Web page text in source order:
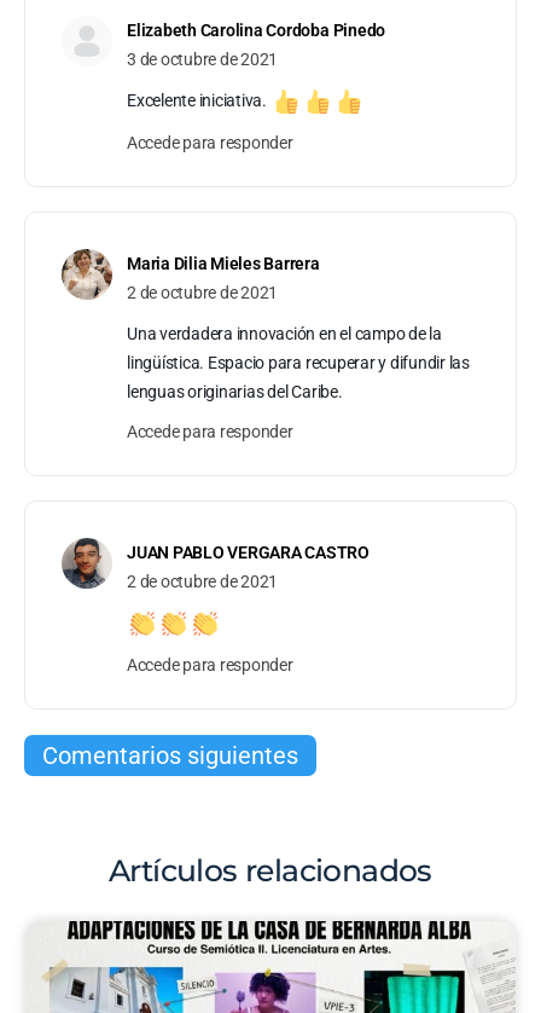
Elizabeth Carolina Cordoba Pinedo
3 de octubre de 2021
Excelente iniciativa.
Accede para responder
Maria Dilia Mieles Barrera
2 de octubre de 2021
Una verdadera innovación en el campo de la
lingüística. Espacio para recuperar y difundir las
lenguas originarias del Caribe.
Accede para responder
JUAN PABLO VERGARA CASTRO
2 de octubre de 2021
Accede para responder
Comentarios siguientes
Artículos relacionados